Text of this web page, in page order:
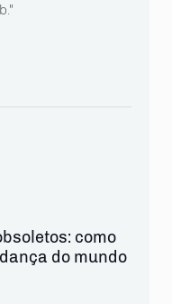
como
do mundo